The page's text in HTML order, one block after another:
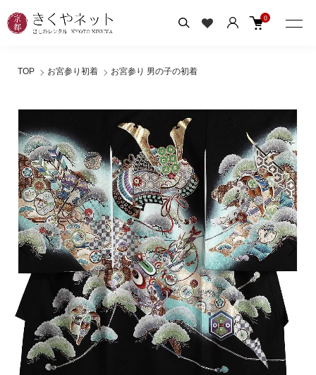
0
TOP お宮参り初着 お宮参り 男の子の初着